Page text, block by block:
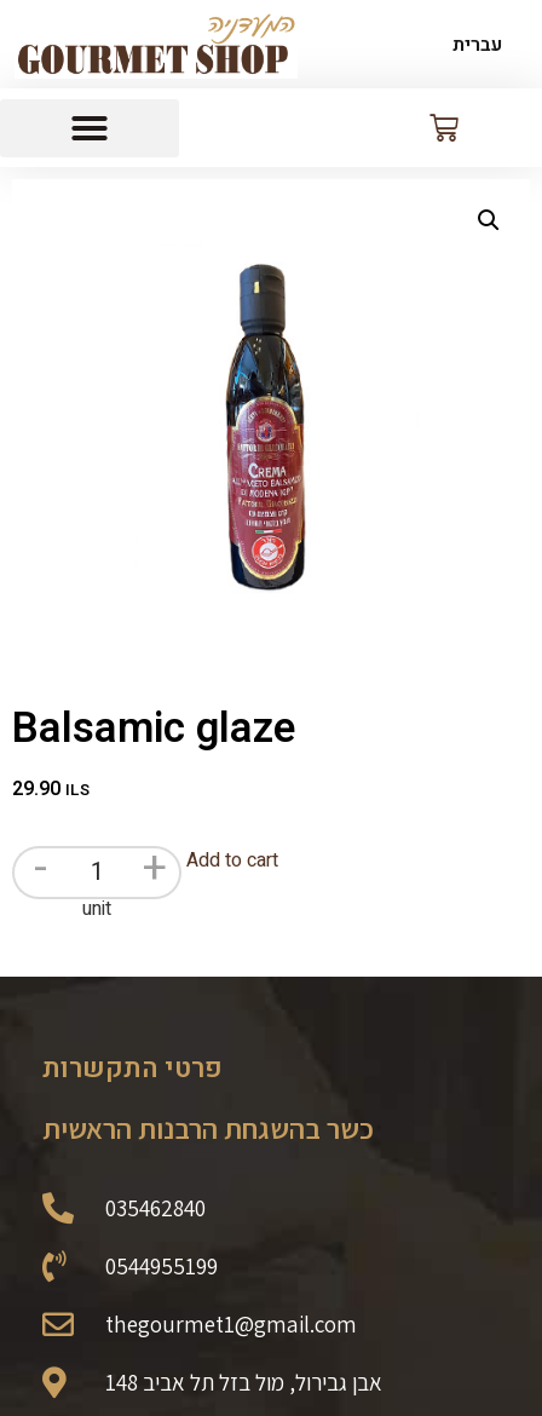
עברית
Balsamic glaze
29.90 ILS
- +
unit
Add to cart
פרטי התקשרות
כשר בהשגחת הרבנות הראשית
035462840
0544955199
thegourmet1@gmail.com
148 אבן גבירול, מול בזל תל אביב